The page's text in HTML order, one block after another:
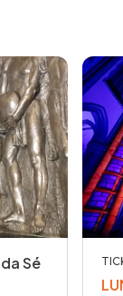
Sé